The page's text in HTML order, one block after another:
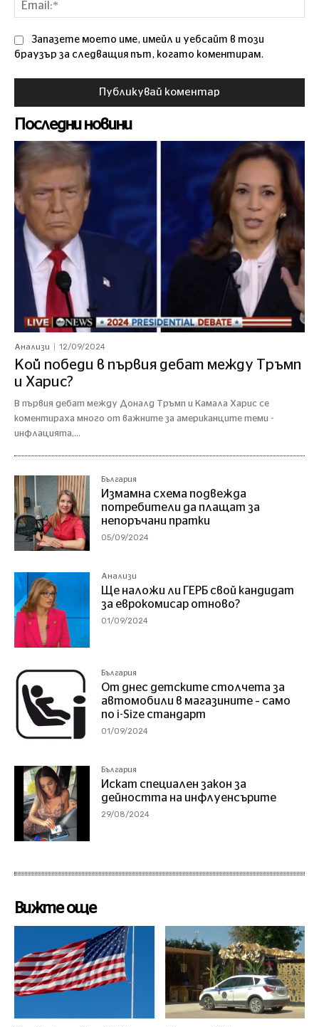
Запазете моето име, имейл и уебсайт в този
браузър за следващия път, когато коментирам.
Последни новини
Анализи 12/09/2024
Кой победи в първия дебат между Тръмп
и Харис?
В първия дебат между Доналд Тръмп и Камала Харис се
коментираха много от важните за американците теми -
инфлацията,...
България
Измамна схема подвежда
потребители да плащат за
непоръчани пратки
05/09/2024
Анализи
Ще наложи ли ГЕРБ свой кандидат
за еврокомисар отново?
01/09/2024
България
От днес детските столчета за
автомобили в магазините – само
по i-Size стандарт
01/09/2024
България
Искат специален закон за
дейността на инфлуенсърите
29/08/2024
Вижте още